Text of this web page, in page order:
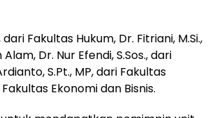
Fakultas Hukum, Dr. Fitriani, M.Si.,
Dr. Nur Efendi, S.Sos., dari
S.Pt., MP, dari Fakultas
Ekonomi dan Bisnis.